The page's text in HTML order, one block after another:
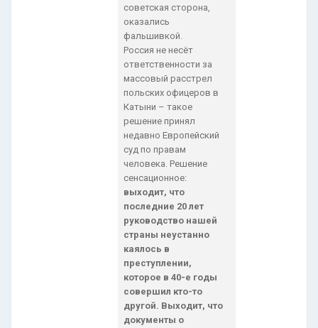
советская сторона,
оказались
фальшивкой.
Россия не несёт
ответственности за
массовый расстрел
польских офицеров в
Катыни – такое
решение принял
недавно Европейский
суд по правам
человека. Решение
сенсационное:
выходит, что
последние 20 лет
руководство нашей
страны неустанно
каялось в
преступлении,
которое в 40-е годы
совершил кто-то
другой. Выходит, что
документы о